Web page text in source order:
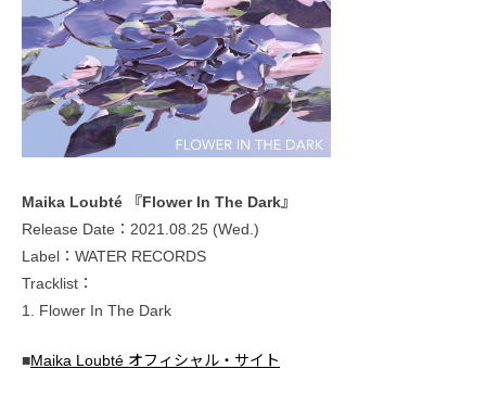
Maika Loubté 『Flower In The Dark』
Release Date：2021.08.25 (Wed.)
Label：WATER RECORDS
Tracklist：
1. Flower In The Dark
■Maika Loubté オフィシャル・サイト